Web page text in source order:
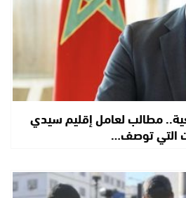
مطالب لعامل إقليم سيدي
التي توصف…